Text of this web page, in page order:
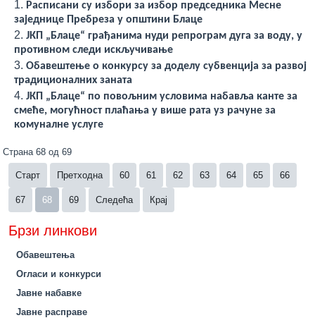
Расписани су избори за избор председника Месне
заједнице Пребреза у општини Блаце
ЈКП „Блаце“ грађанима нуди репрограм дуга за воду, у
противном следи искључивање
Обавештење о конкурсу за доделу субвенција за развој
традиционалних заната
ЈКП „Блаце“ по повољним условима набавља канте за
смеће, могућност плаћања у више рата уз рачуне за
комуналне услуге
Страна 68 од 69
Старт Претходна 60 61 62 63 64 65 66
67 68 69 Следећа Крај
Брзи линкови
Обавештења
Огласи и конкурси
Јавне набавке
Јавне расправе